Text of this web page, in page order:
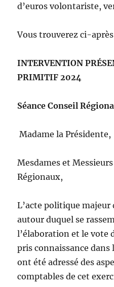
d’euros volontariste,
Vous trouverez ci-
INTERVENTION
PRIMITIF 2024
Séance Conseil
Madame la Présidente,
Mesdames et
Régionaux,
L’acte politique
autour duquel se
l’élaboration et le vote
pris connaissance
ont été adressé des
comptables de cet